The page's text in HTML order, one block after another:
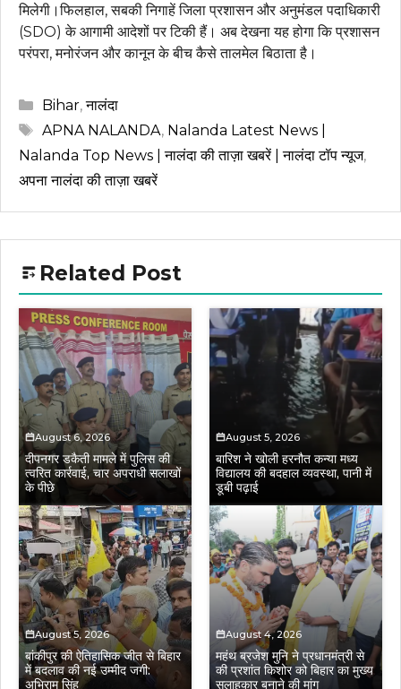
मिलेगी।फिलहाल, सबकी निगाहें जिला प्रशासन और अनुमंडल पदाधिकारी
(SDO) के आगामी आदेशों पर टिकी हैं। अब देखना यह होगा कि प्रशासन
परंपरा, मनोरंजन और कानून के बीच कैसे तालमेल बिठाता है।
Categories
Bihar,नालंदा
Tags
APNA NALANDA, Nalanda Latest News |
Nalanda Top News | नालंदा की ताज़ा खबरें | नालंदा टॉप न्यूज,
अपना नालंदा की ताज़ा खबरें
Related Post
August 6, 2026
दीपनगर डकैती मामले में पुलिस की
त्वरित कार्रवाई, चार अपराधी सलाखों
के पीछे
August 5, 2026
बारिश ने खोली हरनौत कन्या मध्य
विद्यालय की बदहाल व्यवस्था, पानी में
डूबी पढ़ाई
August 5, 2026
बांकीपुर की ऐतिहासिक जीत से बिहार
में बदलाव की नई उम्मीद जगी:
अभिराम सिंह
August 4, 2026
महंथ ब्रजेश मुनि ने प्रधानमंत्री से
की प्रशांत किशोर को बिहार का मुख्य
सलाहकार बनाने की मांग